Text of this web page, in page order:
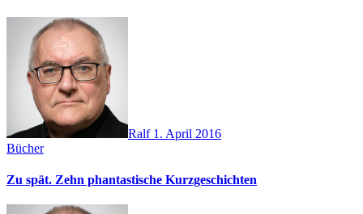
Ralf 1. April 2016
Bücher
Zu spät. Zehn phantastische Kurzgeschichten